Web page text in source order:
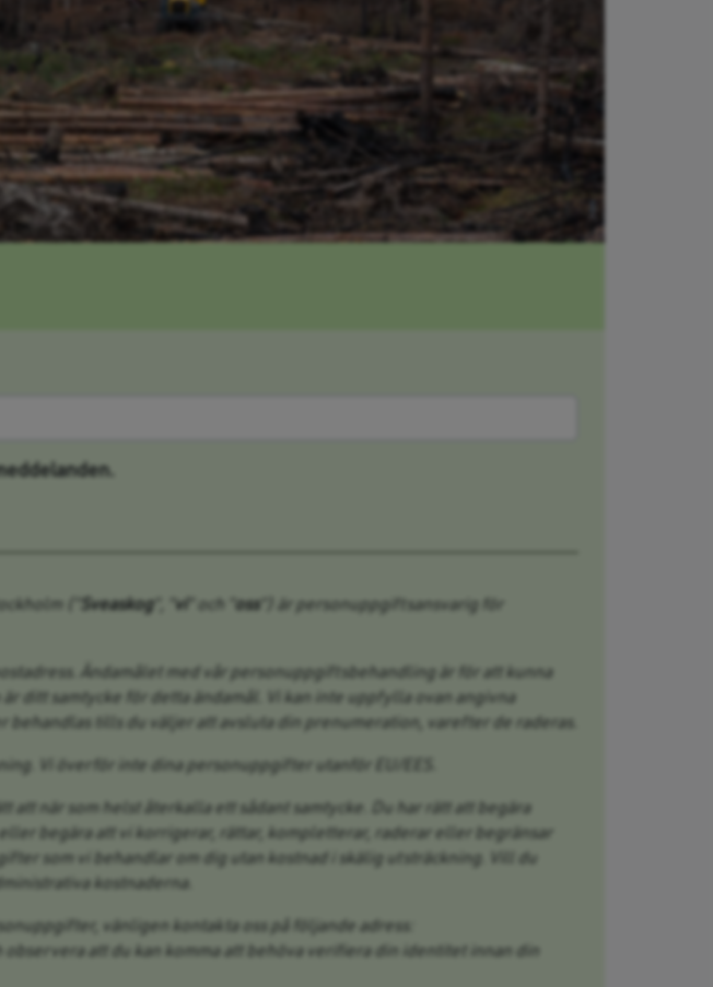
(”
Sveaskog”, ” vi” och ” oss”) är personuppgiftsansvarig för
Ändamålet med vår personuppgiftsbehandling är för att kunna
ditt samtycke för detta ändamål. Vi kan inte uppfylla ovan angivna
tills du väljer att avsluta din prenumeration, varefter de raderas.
Vi överför inte dina personuppgifter utanför EU/EES.
när som helst återkalla ett sådant samtycke. Du har rätt att begära
begära att vi korrigerar, rättar, kompletterar, raderar eller begränsar
som vi behandlar om dig utan kostnad i skälig utsträckning. Vill du
kostnaderna.
vänligen kontakta oss på följande adress:
att du kan komma att behöva verifiera din identitet innan din